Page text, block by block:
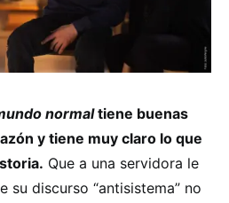
normaltiene buenas
y tiene muy claro lo que
Que a una servidora le
su discurso “antisistema” no